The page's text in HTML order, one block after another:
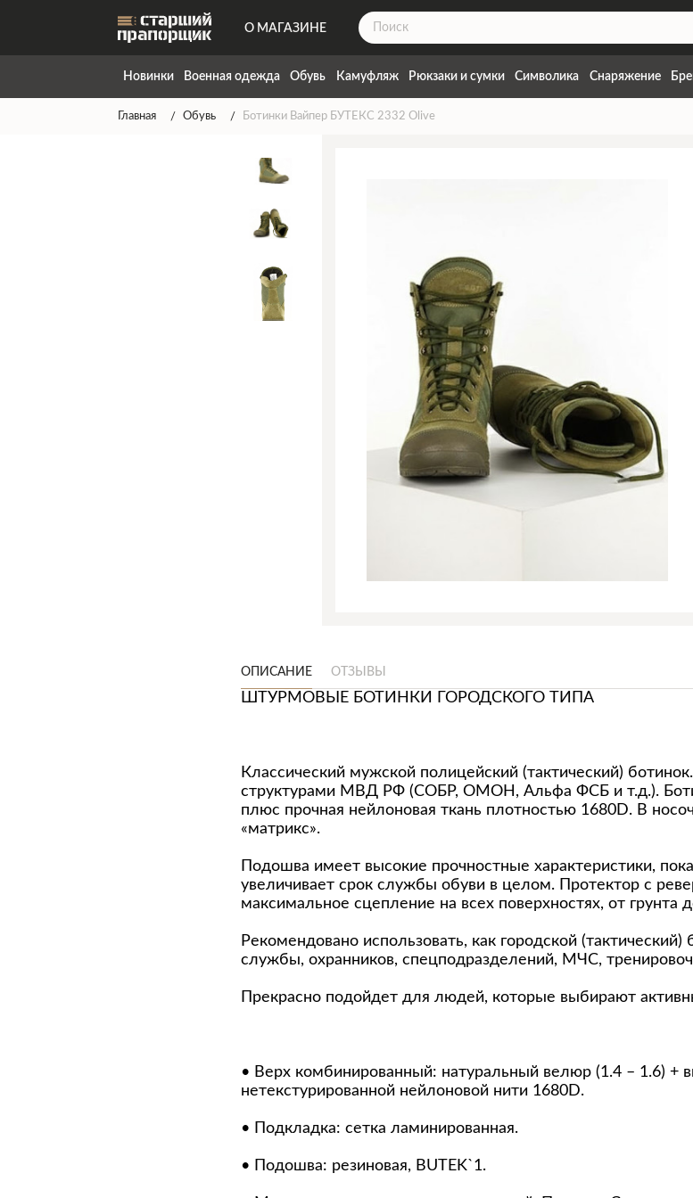
О МАГАЗИНЕ
ДОСТАВКА
КОНТАКТЫ
ТАБЛИЦА РАЗМЕРОВ
ГАРАНТИЯ
Новинки Военная одежда Обувь Камуфляж Рюкзаки и сумки Символика Снаряжение
Главная Обувь Ботинки Вайпер БУТЕКС 2332 Olive
ОПИСАНИЕ ОТЗЫВЫ
ШТУРМОВЫЕ БОТИНКИ ГОРОДСКОГО ТИПА
Классический мужской полицейский (тактический)
структурами МВД РФ (СОБР, ОМОН, Альфа ФСБ и т.д.).
плюс прочная нейлоновая ткань плотностью 1680D. В
«матрикс».
Подошва имеет высокие прочностные характеристики,
увеличивает срок службы обуви в целом. Протектор с
максимальное сцепление на всех поверхностях, от грунта
Рекомендовано использовать, как городской
службы, охранников, спецподразделений, МЧС,
Прекрасно подойдет для людей, которые выбирают
• Верх комбинированный: натуральный велюр (1.4 – 1.6) +
нетекстурированной нейлоновой нити 1680D.
• Подкладка: сетка ламинированная.
• Подошва: резиновая, BUTEK`1.